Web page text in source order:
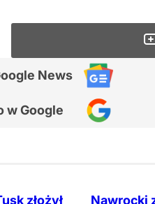
News
w Google
złożył
Nawrocki